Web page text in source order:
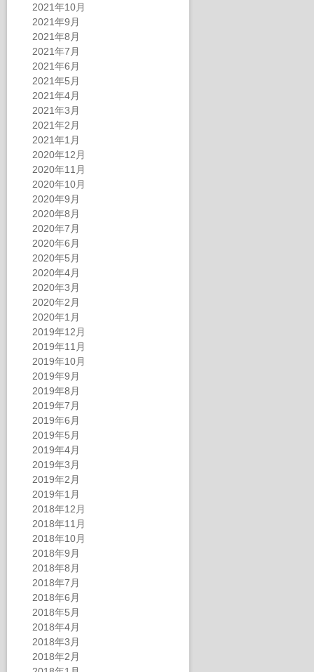
2021年10月
2021年9月
2021年8月
2021年7月
2021年6月
2021年5月
2021年4月
2021年3月
2021年2月
2021年1月
2020年12月
2020年11月
2020年10月
2020年9月
2020年8月
2020年7月
2020年6月
2020年5月
2020年4月
2020年3月
2020年2月
2020年1月
2019年12月
2019年11月
2019年10月
2019年9月
2019年8月
2019年7月
2019年6月
2019年5月
2019年4月
2019年3月
2019年2月
2019年1月
2018年12月
2018年11月
2018年10月
2018年9月
2018年8月
2018年7月
2018年6月
2018年5月
2018年4月
2018年3月
2018年2月